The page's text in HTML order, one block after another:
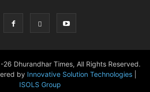
Dhurandhar Times, All Rights Reserved.
by Innovative Solution Technologies
ISOLS Group